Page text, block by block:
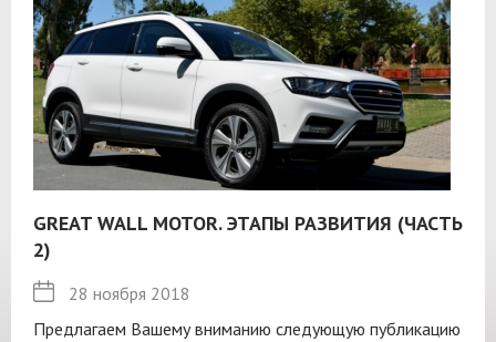
GREAT WALL MOTOR. ЭТАПЫ РАЗВИТИЯ (ЧАСТЬ
2)
28 ноября 2018
Предлагаем Вашему вниманию следующую публикацию